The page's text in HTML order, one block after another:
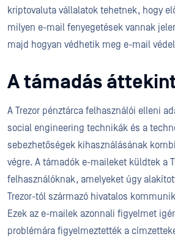
kriptovaluta vállalatok tehetnek, hogy
milyen e-mail fenyegetések vannak
majd hogyan védhetik meg e-mail
A támadás
A Trezor pénztárca felhasználói elleni
social engineering technikák és a
sebezhetőségek kihasználásának
végre. A támadók e-maileket küldtek a
felhasználóknak, amelyeket úgy
Trezor-tól származó hivatalos
Ezek az e-mailek azonnali figyelmet
problémára figyelmeztették a